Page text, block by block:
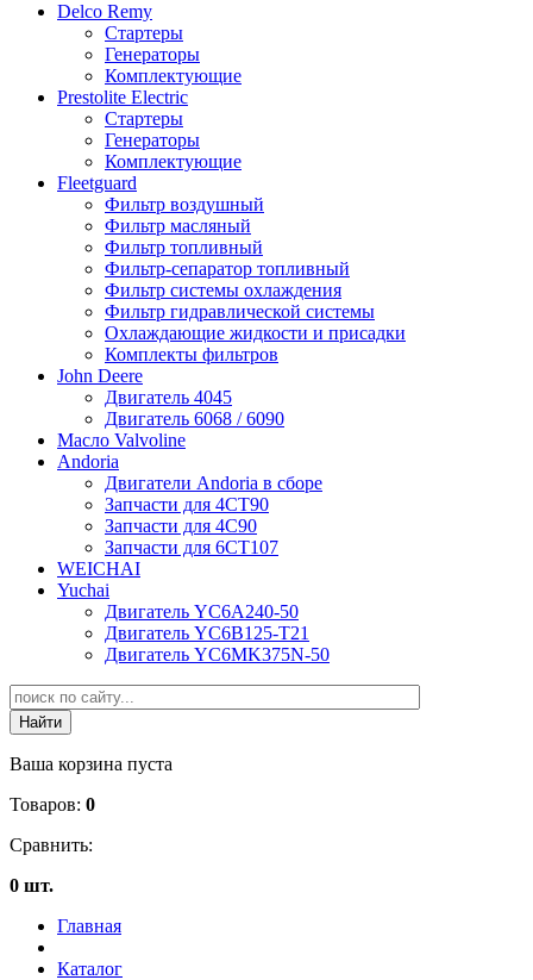
Delco Remy
Стартеры
Генераторы
Комплектующие
Prestolite Electric
Стартеры
Генераторы
Комплектующие
Fleetguard
Фильтр воздушный
Фильтр масляный
Фильтр топливный
Фильтр-сепаратор топливный
Фильтр системы охлаждения
Фильтр гидравлической системы
Охлаждающие жидкости и присадки
Комплекты фильтров
John Deere
Двигатель 4045
Двигатель 6068 / 6090
Масло Valvoline
Andoria
Двигатели Andoria в сборе
Запчасти для 4CT90
Запчасти для 4С90
Запчасти для 6CT107
WEICHAI
Yuchai
Двигатель YC6A240-50
Двигатель YC6B125-T21
Двигатель YC6MK375N-50
Ваша корзина пуста
Товаров: 0
Сравнить:
0 шт.
Главная
Каталог